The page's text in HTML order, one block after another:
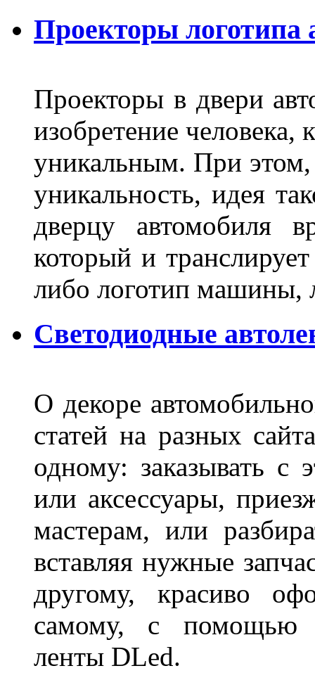
Проекторы логотипа
Проекторы в двери
изобретение человека,
уникальным. При этом,
уникальность, идея
дверцу автомобиля
который и
либо логотип машины,
Светодиодные
О декоре
статей на разных
одному: заказывать с
или аксессуары,
мастерам, или
вставляя нужные
другому, красиво
самому, с помощью
ленты DLed.